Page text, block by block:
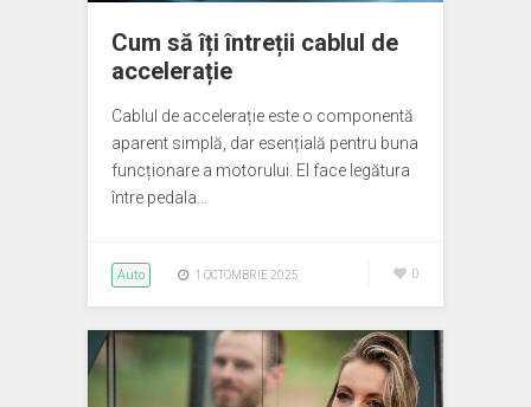
Cum să îți întreții cablul de
accelerație
Cablul de accelerație este o componentă
aparent simplă, dar esențială pentru buna
funcționare a motorului. El face legătura
între pedala…
Auto 1 OCTOMBRIE 2025 0